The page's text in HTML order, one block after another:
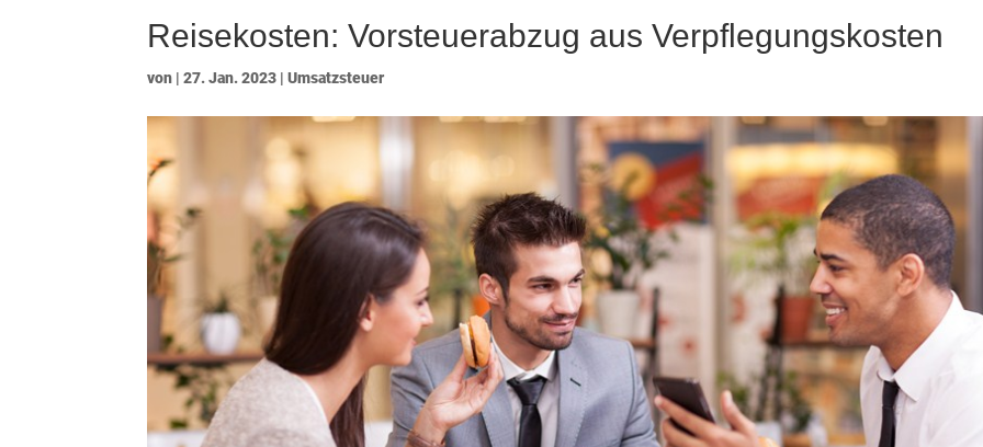
Reisekosten: Vorsteuerabzug aus Verpflegungskosten
von |27. Jan. 2023 |Umsatzsteuer